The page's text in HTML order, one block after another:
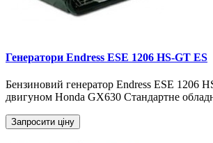
Генератори Endress ESE 1206 HS-GT ES
Бензиновий генератор Endress ESE 1206
двигуном Honda GX630 Стандартне
Запросити ціну